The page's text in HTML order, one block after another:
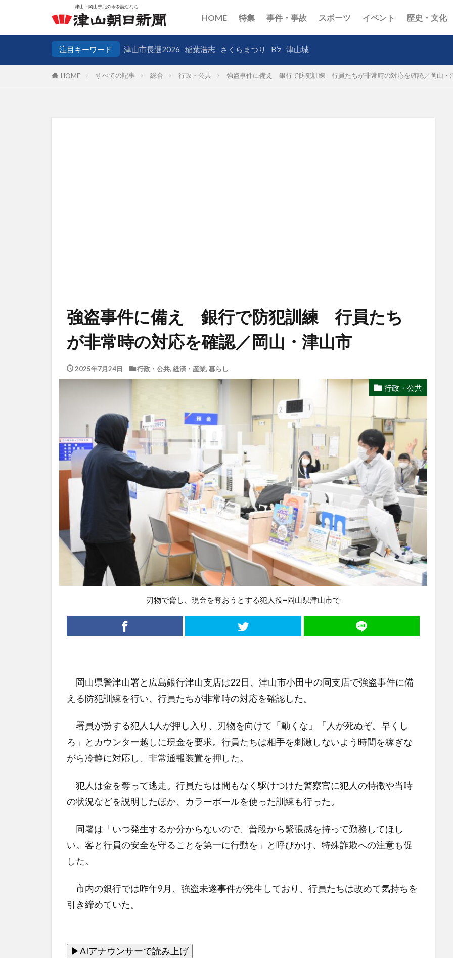
HOME 特集 事件・事故 スポーツ イベント 歴史・文化
注目キーワード 津山市長選2026 稲葉浩志 さくらまつり B’z 津山城
HOME すべての記事 総合 行政・公共 強盗事件に備え 銀行で防犯訓練 行員たちが非常時の対応を確認／岡山・
強盗事件に備え 銀行で防犯訓練 行員たち
が非常時の対応を確認／岡山・津山市
2025年7月24日 行政・公共, 経済・産業, 暮らし
行政・公共
刃物で脅し、現金を奪おうとする犯人役=岡山県津山市で
岡山県警津山署と広島銀行津山支店は22日、津山市小田中の同支店で強盗事件に備
える防犯訓練を行い、行員たちが非常時の対応を確認した。
署員が扮する犯人1人が押し入り、刃物を向けて「動くな」「人が死ぬぞ。早くし
ろ」とカウンター越しに現金を要求。行員たちは相手を刺激しないよう時間を稼ぎな
がら冷静に対応し、非常通報装置を押した。
犯人は金を奪って逃走。行員たちは間もなく駆けつけた警察官に犯人の特徴や当時
の状況などを説明したほか、カラーボールを使った訓練も行った。
同署は「いつ発生するか分からないので、普段から緊張感を持って勤務してほし
い。客と行員の安全を守ることを第一に行動を」と呼びかけ、特殊詐欺への注意も促
した。
市内の銀行では昨年9月、強盗未遂事件が発生しており、行員たちは改めて気持ちを
引き締めていた。